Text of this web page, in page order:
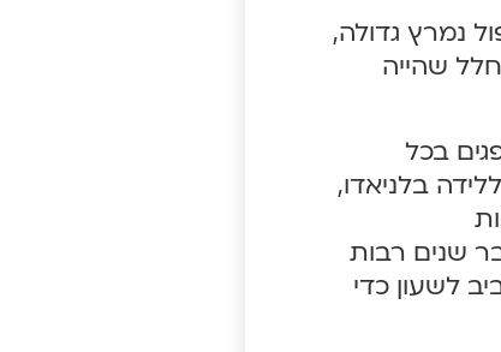
נמרץ גדולה,
שהייה
בכל
בלניאדו,
שנים רבות
לשעון כדי